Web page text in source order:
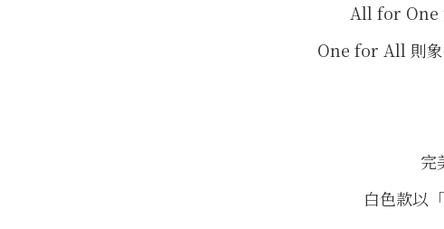
All for One
One for All 則象
完
白色款以